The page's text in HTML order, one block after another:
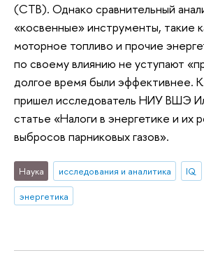
(СТВ). Однако сравнительный
«косвенные» инструменты, такие
моторное топливо и прочие
по своему влиянию не уступают
долгое время были эффективнее.
пришел исследователь НИУ ВШЭ
статье «Налоги в энергетике и их
выбросов парниковых газов».
Наука исследования и аналитика IQ
энергетика